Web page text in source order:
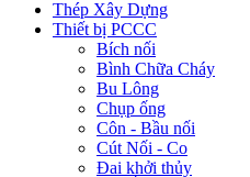
Thép Xây Dựng
Thiết bị PCCC
Bích nối
Bình Chữa Cháy
Bu Lông
Chụp ống
Côn - Bầu nối
Cút Nối - Co
Đai khởi thủy